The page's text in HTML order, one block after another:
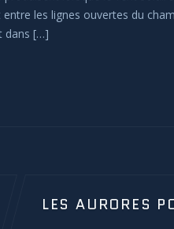
entre les lignes ouvertes du
dans […]
LES AURORES